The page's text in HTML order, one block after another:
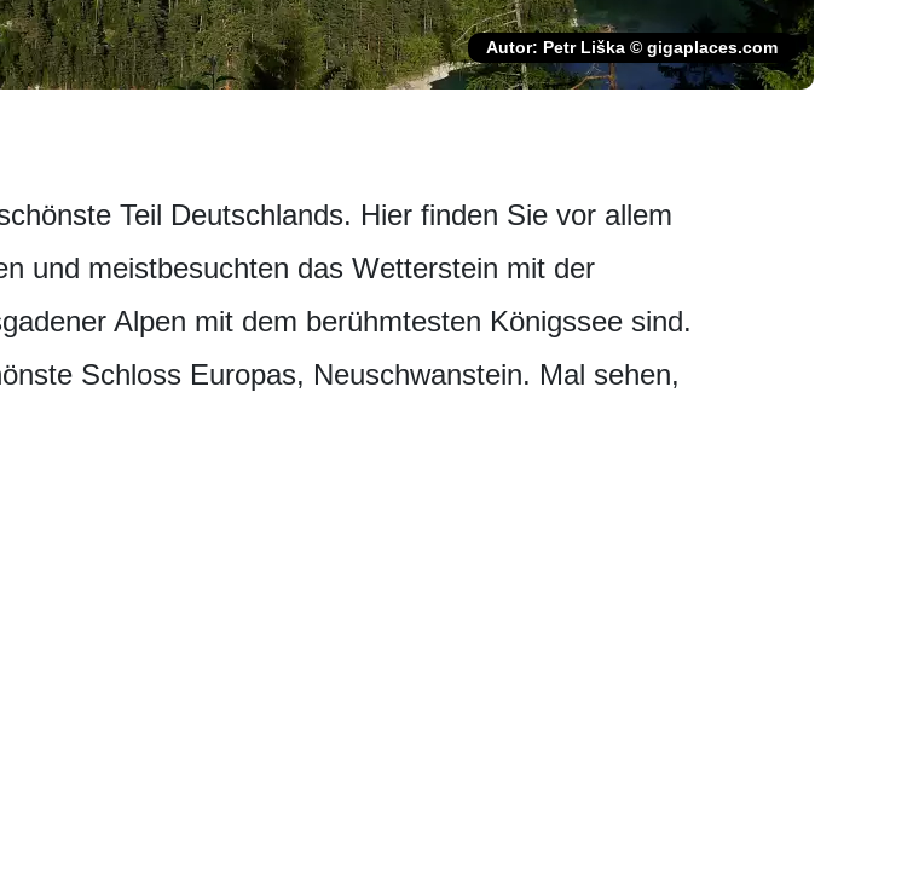
Autor: Petr Liška © gigaplaces.com
Teil Deutschlands. Hier finden Sie vor allem
und meistbesuchten das Wetterstein mit der
Alpen mit dem berühmtesten Königssee sind.
Schloss Europas, Neuschwanstein. Mal sehen,